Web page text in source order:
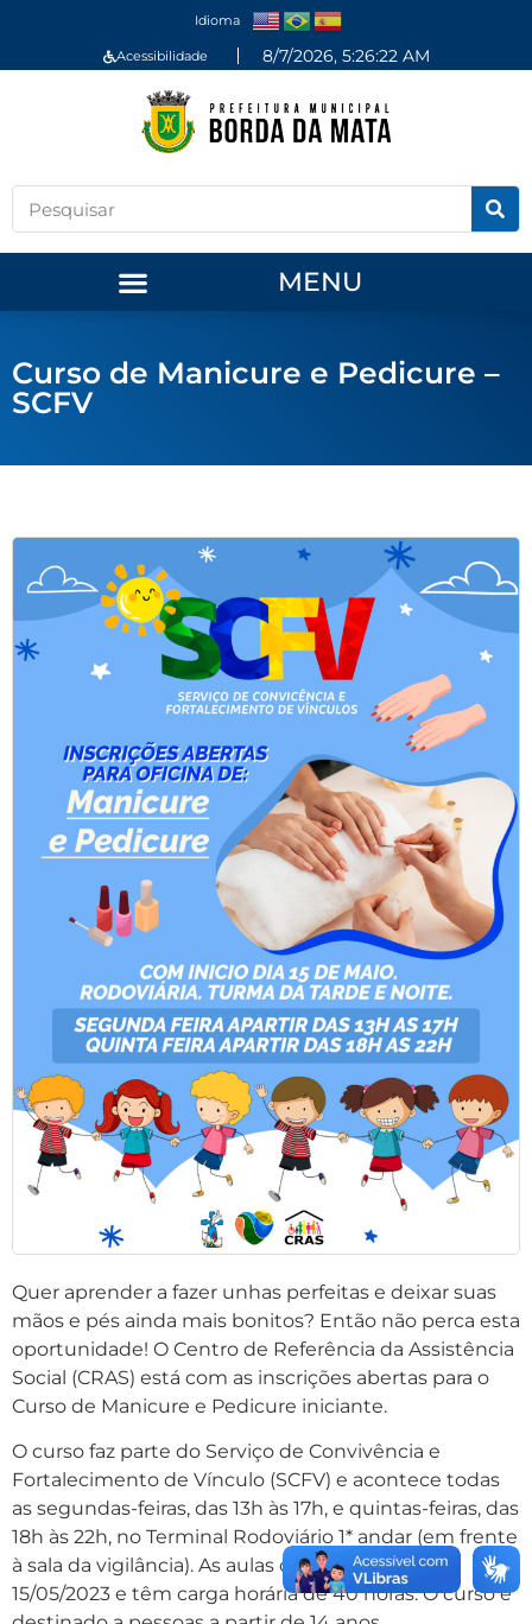
Idioma
Acessibilidade 8/7/2026, 5:26:22 AM
MENU
Curso de Manicure e Pedicure –
SCFV
Quer aprender a fazer unhas perfeitas e deixar suas
mãos e pés ainda mais bonitos? Então não perca esta
oportunidade! O Centro de Referência da Assistência
Social (CRAS) está com as inscrições abertas para o
Curso de Manicure e Pedicure iniciante.
O curso faz parte do Serviço de Convivência e
Fortalecimento de Vínculo (SCFV) e acontece todas
as segundas-feiras, das 13h às 17h, e quintas-feiras, das
18h às 22h, no Terminal Rodoviário 1* andar (em frente
à sala da vigilância). As aulas começam no dia
15/05/2023 e têm carga horária de 40 horas. O curso é